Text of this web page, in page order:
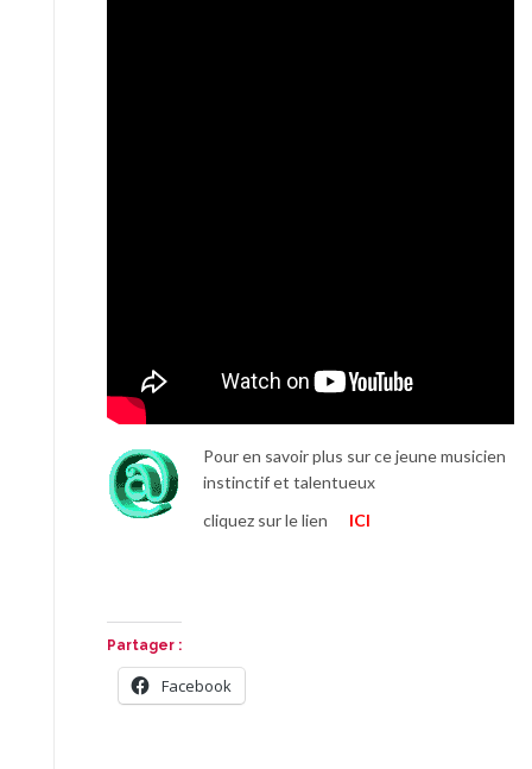
Pour en savoir plus sur ce jeune musicien
instinctif et talentueux
cliquez sur le lien
ICI
Partager :
Facebook